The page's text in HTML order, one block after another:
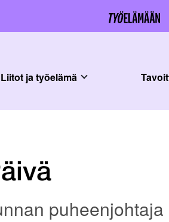
Liitot ja työelämä
puheenjohtaja